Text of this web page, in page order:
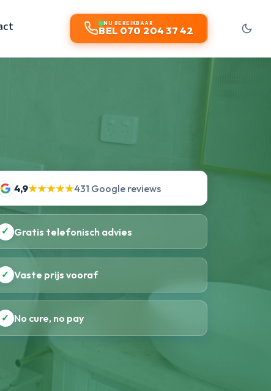
NU BEREIKBAAR
BEL 070 204 37 42
4,9★★★★★431 Google reviews
✓ Gratis telefonisch advies
✓ Vaste prijs vooraf
✓ No cure, no pay